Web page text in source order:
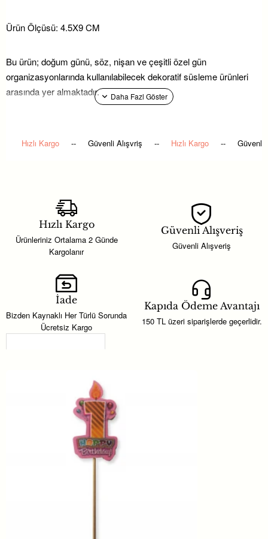
Ürün Ölçüsü: 4.5X9 CM
Bu ürün; doğum günü, söz, nişan ve çeşitli özel gün
organizasyonlarında kullanılabilecek dekoratif süsleme ürünleri
arasında yer almaktadır.
süsleme ürünleri ile konseptinizi kolayca tamamlayabilirsiniz.
aynı zamanda doğum günü ve baby shower konseptlerinde
bebek şekerialternatifi olarak da değerlendirilebilen şık bir
hediyelik süslemeseçeneğidir. Konseptinize uygun kombinler
oluşturmak için farklı
ile birlikte kullanabilirsiniz.
Özel gün hazırlıklarında aranan ürünleri tek bir konseptte
tamamlamak için; renk, tema ve adet ihtiyacınıza göre kombin
yapabilirsiniz. Bu ürün, organizasyon planlamasında hem dekor
hem de dağıtımlık hediyelik olarak değerlendirilebilir.
Hızlı Kargo -- Güvenli Alışvriş -- Hızlı Kargo -- Güvenli
Hızlı Kargo
Ürünleriniz Ortalama 2 Günde
Kargolanır
Güvenli Alışveriş
Güvenli Alışveriş
İade
Bizden Kaynaklı Her Türlü Sorunda
Ücretsiz Kargo
Kapıda Ödeme Avantajı
150 TL üzeri siparişlerde geçerlidir.